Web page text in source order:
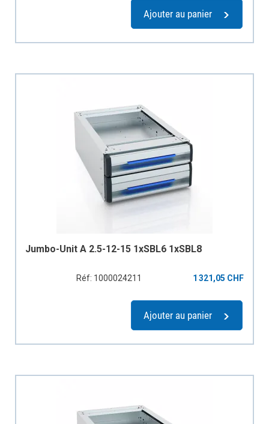
Ajouter au panier
Jumbo-Unit A 2.5-12-15 1xSBL6 1xSBL8
Réf: 1000024211 1 321,05 CHF
Ajouter au panier